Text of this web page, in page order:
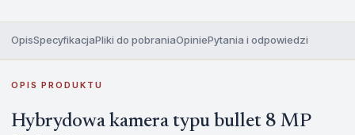
OpisSpecyfikacjaPliki do pobraniaOpiniePytania i odpowiedzi
OPIS PRODUKTU
Hybrydowa kamera typu bullet 8 MP